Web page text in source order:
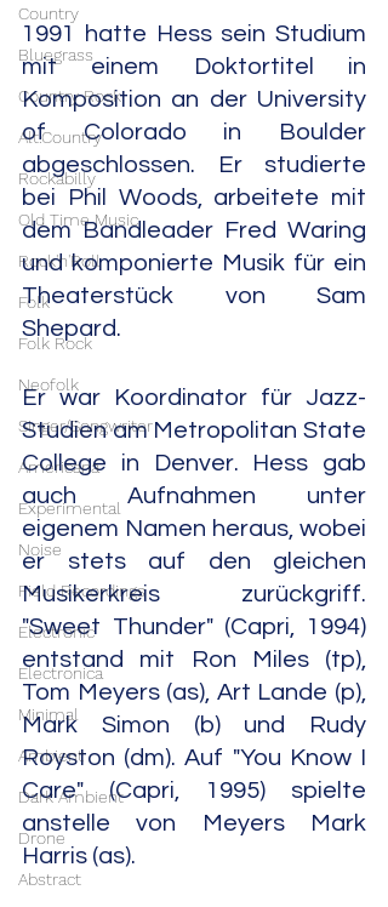
Country
Bluegrass
Country Rock
Alt.Country
Rockabilly
Old Time Music
Rock'n'Roll
Folk
Folk Rock
Neofolk
Singer/Songwriter
Americana
Experimental
Noise
Field Recordings
Electronic
Electronica
Minimal
Ambient
Dark Ambient
Drone
Abstract
1991 hatte Hess sein Studium
mit einem Doktortitel in
Komposition an der University
of Colorado in Boulder
abgeschlossen. Er studierte
bei Phil Woods, arbeitete mit
dem Bandleader Fred Waring
und komponierte Musik für ein
Theaterstück von Sam
Shepard.
Er war Koordinator für Jazz-
Studien am Metropolitan State
College in Denver. Hess gab
auch Aufnahmen unter
eigenem Namen heraus, wobei
er stets auf den gleichen
Musikerkreis zurückgriff.
"Sweet Thunder" (Capri, 1994)
entstand mit Ron Miles (tp),
Tom Meyers (as), Art Lande (p),
Mark Simon (b) und Rudy
Royston (dm). Auf "You Know I
Care" (Capri, 1995) spielte
anstelle von Meyers Mark
Harris (as).